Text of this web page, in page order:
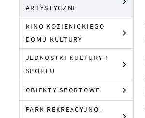
ARTYSTYCZNE
KINO KOZIENICKIEGO
DOMU KULTURY
JEDNOSTKI KULTURY I
SPORTU
OBIEKTY SPORTOWE
PARK REKREACYJNO-